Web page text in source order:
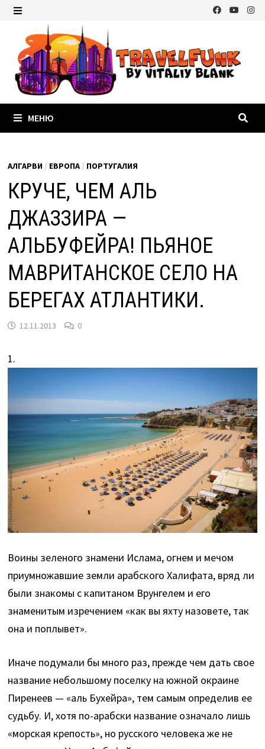
Перейти
содержимому
МЕНЮ
АЛГАРВИ / ЕВРОПА / ПОРТУГАЛИЯ
КРУЧЕ, ЧЕМ АЛЬ
ДЖАЗЗИРА —
АЛЬБУФЕЙРА! ПЬЯНОЕ
МАВРИТАНСКОЕ СЕЛО НА
БЕРЕГАХ АТЛАНТИКИ.
12.11.2013 0
1.
Воины зеленого знамени Ислама, огнем и мечом
приумножавшие земли арабского Халифата, вряд ли
были знакомы с капитаном Врунгелем и его
знаменитым изречением «как вы яхту назовете, так
она и поплывет».
Иначе подумали бы много раз, прежде чем дать свое
название небольшому поселку на южной окраине
Пиренеев — «аль Бухейра», тем самым определив ее
судьбу. И, хотя по-арабски название означало лишь
«морская крепость», но русского человека же не